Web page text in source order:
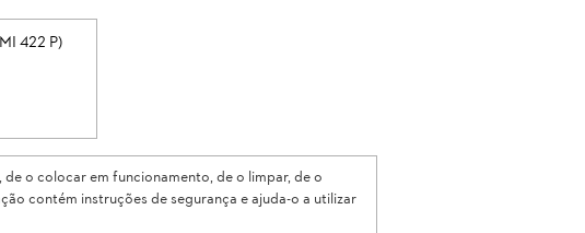
422 P)
o colocar em funcionamento, de o limpar, de o
contém instruções de segurança e ajuda-o a utilizar